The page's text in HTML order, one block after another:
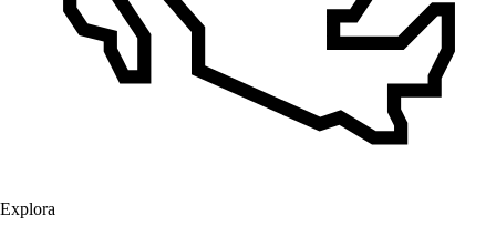
Explora